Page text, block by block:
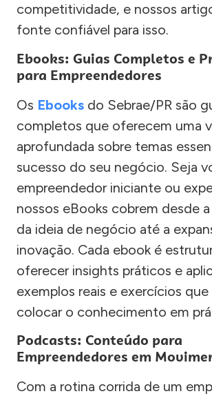
competitividade, e nossos
fonte confiável para isso.
Ebooks: Guias Completos e
para Empreendedores
Os Ebooks do Sebrae/PR são
completos que oferecem uma
aprofundada sobre temas
sucesso do seu negócio. Seja
empreendedor iniciante ou
nossos eBooks cobrem desde
da ideia de negócio até a
inovação. Cada ebook é
oferecer insights práticos e
exemplos reais e exercícios que
colocar o conhecimento em
Podcasts: Conteúdo para
Empreendedores em
Com a rotina corrida de um